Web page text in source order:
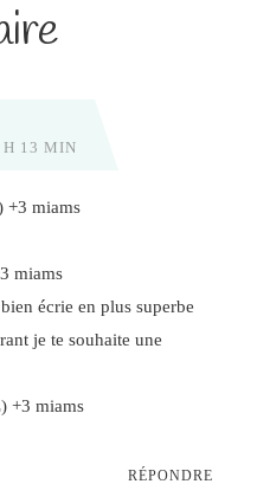
13 MIN
+3 miams
miams
écrie en plus superbe
je te souhaite une
+3 miams
RÉPONDRE